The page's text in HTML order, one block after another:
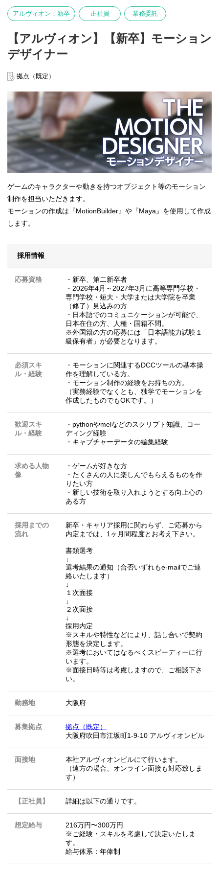
アルヴィオン：新卒 正社員 業務委託
【アルヴィオン】【新卒】モーション
デザイナー
拠点（既定）
ゲームのキャラクターや動きを持つオブジェクト等のモーション
制作を担当いただきます。
モーションの作成は『MotionBuilder』や『Maya』を使用して作成
します。
採用情報
応募資格
・新卒、第二新卒者
・2026年4月～2027年3月に高等専門学校・
専門学校・短大・大学または大学院を卒業
（修了）見込みの方
・日本語でのコミュニケーションが可能で、
日本在住の方、人種・国籍不問。
※外国籍の方の応募には「日本語能力試験１
級保有者」が必要となります。
必須スキ
ル・経験
・モーションに関連するDCCツールの基本操
作を理解している方。
・モーション制作の経験をお持ちの方。
（実務経験でなくとも、独学でモーションを
作成したものでもOKです。）
歓迎スキ
ル・経験
・pythonやmelなどのスクリプト知識、コー
ディング経験
・キャプチャーデータの編集経験
求める人物
像
・ゲームが好きな方
・たくさんの人に楽しんでもらえるものを作
りたい方
・新しい技術を取り入れようとする向上心の
ある方
採用までの
流れ
新卒・キャリア採用に関わらず、ご応募から
内定までは、1ヶ月間程度とお考え下さい。
書類選考
↓
選考結果の通知（合否いずれもe-mailでご連
絡いたします）
↓
１次面接
↓
２次面接
↓
採用内定
※スキルや特性などにより、話し合いで契約
形態を決定します。
※選考においてはなるべくスピーディーに行
います。
※面接日時等は考慮しますので、ご相談下さ
い。
勤務地 大阪府
募集拠点
拠点（既定）
大阪府吹田市江坂町1-9-10 アルヴィオンビル
面接地
本社アルヴィオンビルにて行います。
（遠方の場合、オンライン面接も対応致しま
す）
【正社員】 詳細は以下の通りです。
想定給与
216万円〜300万円
※ご経験・スキルを考慮して決定いたしま
す。
給与体系：年俸制